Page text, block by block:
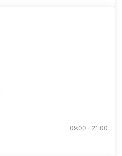
09:00 - 21:00